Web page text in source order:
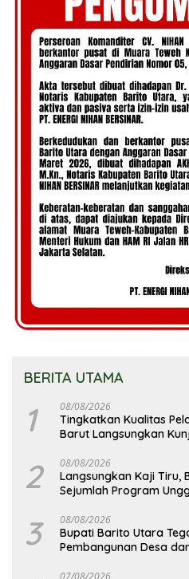
BERITA UTAMA
1 08/08/2026
Tingkatkan Kualitas
Barut Langsungkan
2 08/08/2026
Langsungkan Kaji Tiru,
Sejumlah Program
3 08/08/2026
Bupati Barito Utara
Pembangunan Desa